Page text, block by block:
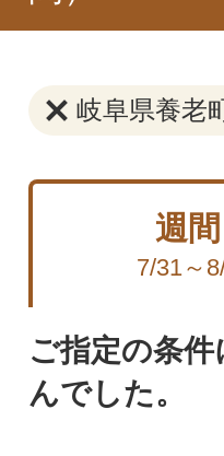
岐阜県養老
週間
7/31～
ご指定の条
んでした。